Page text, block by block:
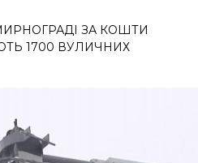
ЗА КОШТИ
1700 ВУЛИЧНИХ